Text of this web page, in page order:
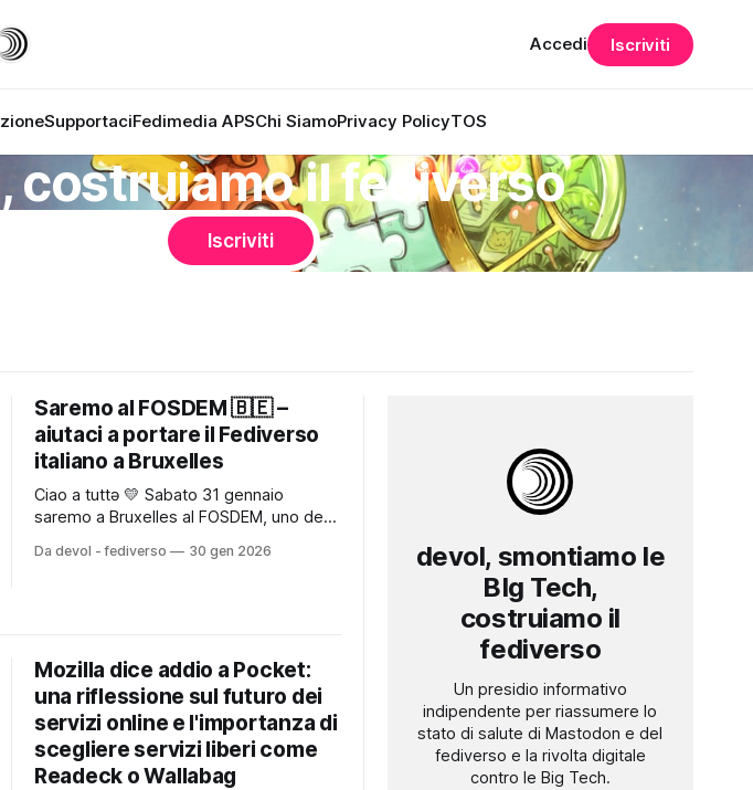
SupportaciFedimedia APSChi SiamoPrivacy PolicyTOS
Accedi Iscriviti
costruiamo il fediverso
Iscriviti
Saremo al FOSDEM 🇧🇪 –
aiutaci a portare il Fediverso
italiano a Bruxelles
Ciao a tuttə 💛 Sabato 31 gennaio
saremo a Bruxelles al FOSDEM, uno degli
software libero. Insieme a open for
Da devol - fediverso 30 gen 2026
Mozilla dice addio a Pocket:
una riflessione sul futuro dei
servizi online e l'importanza di
scegliere servizi liberi come
Readeck o Wallabag
devol, smontiamo le
BIg Tech,
costruiamo il
fediverso
Un presidio informativo
indipendente per riassumere lo
stato di salute di Mastodon e del
fediverso e la rivolta digitale
contro le Big Tech.